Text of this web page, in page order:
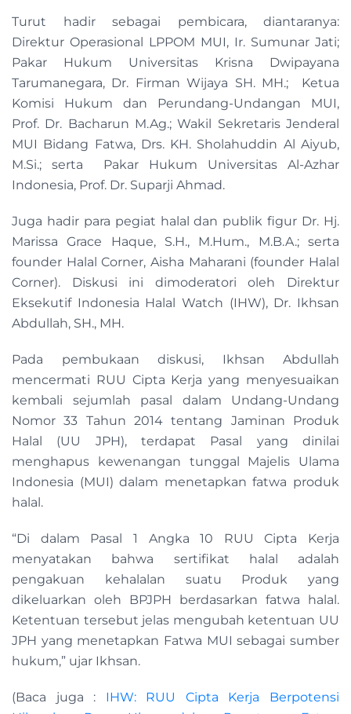
Turut hadir sebagai pembicara, diantaranya:
Direktur Operasional LPPOM MUI, Ir. Sumunar Jati;
Pakar Hukum Universitas Krisna Dwipayana
Tarumanegara, Dr. Firman Wijaya SH. MH.; Ketua
Komisi Hukum dan Perundang-Undangan MUI,
Prof. Dr. Bacharun M.Ag.; Wakil Sekretaris Jenderal
MUI Bidang Fatwa, Drs. KH. Sholahuddin Al Aiyub,
M.Si.; serta Pakar Hukum Universitas Al-Azhar
Indonesia, Prof. Dr. Suparji Ahmad.
Juga hadir para pegiat halal dan publik figur Dr. Hj.
Marissa Grace Haque, S.H., M.Hum., M.B.A.; serta
founder Halal Corner, Aisha Maharani (founder Halal
Corner). Diskusi ini dimoderatori oleh Direktur
Eksekutif Indonesia Halal Watch (IHW), Dr. Ikhsan
Abdullah, SH., MH.
Pada pembukaan diskusi, Ikhsan Abdullah
mencermati RUU Cipta Kerja yang menyesuaikan
kembali sejumlah pasal dalam Undang-Undang
Nomor 33 Tahun 2014 tentang Jaminan Produk
Halal (UU JPH), terdapat Pasal yang dinilai
menghapus kewenangan tunggal Majelis Ulama
Indonesia (MUI) dalam menetapkan fatwa produk
halal.
“Di dalam Pasal 1 Angka 10 RUU Cipta Kerja
menyatakan bahwa sertifikat halal adalah
pengakuan kehalalan suatu Produk yang
dikeluarkan oleh BPJPH berdasarkan fatwa halal.
Ketentuan tersebut jelas mengubah ketentuan UU
JPH yang menetapkan Fatwa MUI sebagai sumber
hukum,” ujar Ikhsan.
(Baca juga : IHW: RUU Cipta Kerja Berpotensi